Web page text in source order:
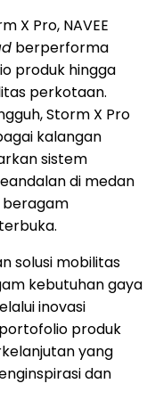
X Pro, NAVEE
berperforma
produk hingga
perkotaan.
Storm X Pro
kalangan
sistem
di medan
beragam
solusi mobilitas
kebutuhan gaya
inovasi
produk
yang
dan